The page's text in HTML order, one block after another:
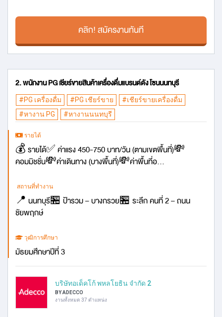
คลิก! สมัครงานทันที
2. พนักงาน PG เชียร์ขายสินค้าเครื่องดื่มแบรนด์ดัง โซนนนทบุรี
#PG เครื่องดื่ม #PG เชียร์ขาย
#เชียร์ขายเครื่องดื่ม
#หางาน PG
#หางานนนทบุรี
รายได้
💰 รายได้✅ ค่าแรง 450-750 บาท/วัน (ตามเขตพื้นที่)💸
คอมมิชชั่น💸ค่าเดินทาง (บางพื้นที่)💸ค่าพื้นที่อ...
สถานที่ทำงาน
📍 นนทบุรี🏪 ป้ารวม – บางกรวย🏪 ระลึก คนที่ 2 – ถนน
ชัยพฤกษ์
วุฒิการศึกษา
มัธยมศึกษาปีที่ 3
บริษัทอเด็คโก้ พหลโยธิน จำกัด 2
BY ADECCO
งานทั้งหมด 37 ตำแหน่ง